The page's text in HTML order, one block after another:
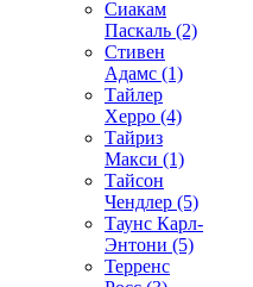
Сиакам
Паскаль (2)
Стивен
Адамс (1)
Тайлер
Херро (4)
Тайриз
Макси (1)
Тайсон
Чендлер (5)
Таунс Карл-
Энтони (5)
Терренс